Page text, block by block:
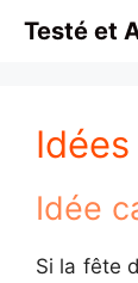
Testé et
Idée
Si la fête